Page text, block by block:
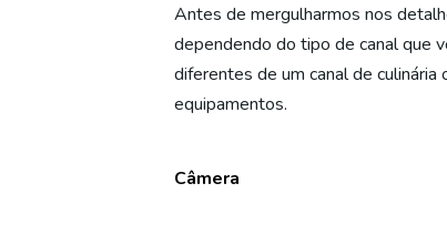
Antes de mergulharmos nos
dependendo do tipo de canal que
diferentes de um canal de
equipamentos.
Câmera